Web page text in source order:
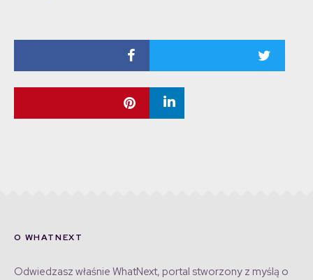
O WHATNEXT
Odwiedzasz właśnie WhatNext, portal stworzony z myślą o